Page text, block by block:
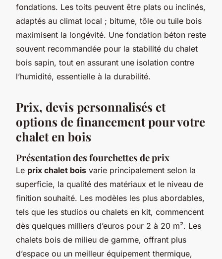
fondations. Les toits peuvent être plats ou inclinés,
adaptés au climat local ; bitume, tôle ou tuile bois
maximisent la longévité. Une fondation béton reste
souvent recommandée pour la stabilité du chalet
bois sapin, tout en assurant une isolation contre
l’humidité, essentielle à la durabilité.
Prix, devis personnalisés et
options de financement pour votre
chalet en bois
Présentation des fourchettes de prix
Le prix chalet bois varie principalement selon la
superficie, la qualité des matériaux et le niveau de
finition souhaité. Les modèles les plus abordables,
tels que les studios ou chalets en kit, commencent
dès quelques milliers d’euros pour 2 à 20 m². Les
chalets bois de milieu de gamme, offrant plus
d’espace ou un meilleur équipement thermique,